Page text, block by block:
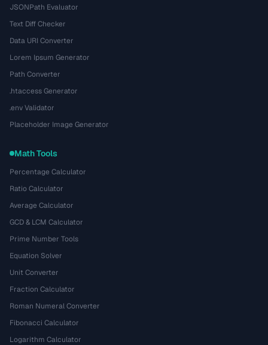
JSONPath Evaluator
Text Diff Checker
Data URI Converter
Lorem Ipsum Generator
Path Converter
.htaccess Generator
.env Validator
Placeholder Image Generator
Math Tools
Percentage Calculator
Ratio Calculator
Average Calculator
GCD & LCM Calculator
Prime Number Tools
Equation Solver
Unit Converter
Fraction Calculator
Roman Numeral Converter
Fibonacci Calculator
Logarithm Calculator